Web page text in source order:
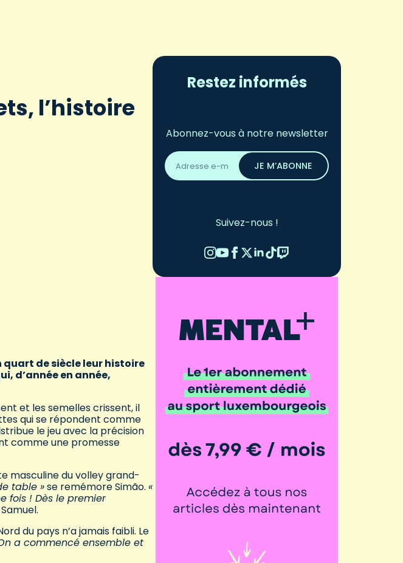
l’histoire
quart de siècle leur histoire
d’année en année,
et les semelles crissent, il
qui se répondent comme
le jeu avec la précision
comme une promesse
masculine du volley grand-
table »se remémore Simão. «
fois ! Dès le premier
du pays n’a jamais faibli. Le
a commencé ensemble et
Restez informés
Abonnez-vous à notre newsletter
Adresse
email
*
JE M’ABONNE
Suivez-nous !